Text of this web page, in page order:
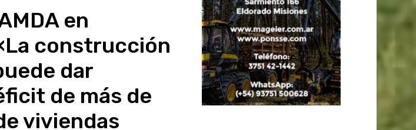
en
construcción
dar
de más de
viviendas